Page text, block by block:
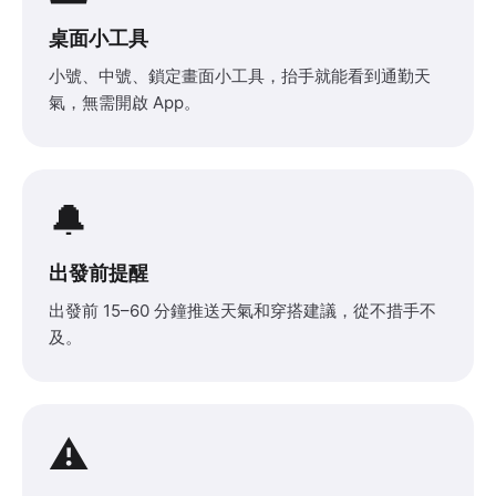
桌面小工具
小號、中號、鎖定畫面小工具，抬手就能看到通勤天
氣，無需開啟 App。
🔔
出發前提醒
出發前 15–60 分鐘推送天氣和穿搭建議，從不措手不
及。
⚠️